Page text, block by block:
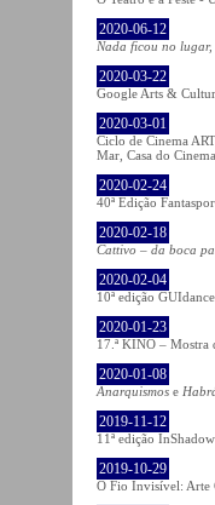
2020-06-12
Nada ficou no
2020-03-22
Google Arts &
2020-03-01
Ciclo de Cinema
Mar, Casa do
2020-02-24
40ª Edição
2020-02-18
Cattivo – da boca
2020-02-04
10ª edição
2020-01-23
17.ª KINO – Mostra
2020-01-08
Anarquismos e
2019-11-12
11ª edição
2019-10-29
O Fio Invisível: Arte